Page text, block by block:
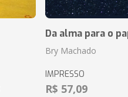
Da alma para o
Bry Machado
IMPRESSO
R$ 57,09